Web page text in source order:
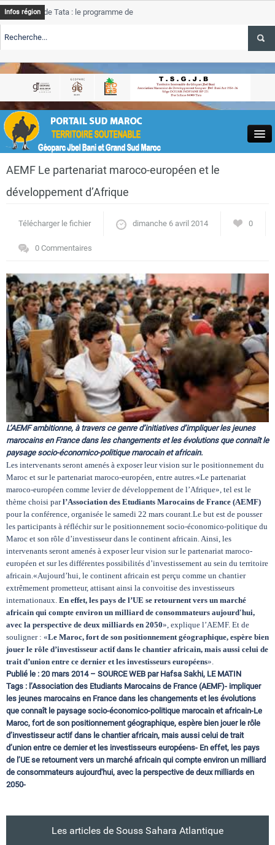
Close
Actualités
Circuits touristiques
Tourisme
Régions
Hotels
Evenements
Contact
Infos région
de Tata : le programme de rehabilitation post-inondations
TSGJB Tourisme : l’ONMT renforce l’aerien a Dakhla et
Tata
TSGJB Tourisme au Maroc : Transavia renforce les vols Paris-
AEMF Le partenariat maroco-européen et le
développement d’Afrique
Télécharger le fichier dimanche 6 avril 2014 0
0 Commentaires
L’AEMF ambitionne, à travers ce genre d’initiatives d’impliquer les jeunes
marocains en France dans les changements et les évolutions que connaît le
paysage socio-économico-politique marocain et africain.
Les intervenants seront amenés à exposer leur vision sur le positionnement du
Maroc et sur le partenariat maroco-européen, entre autres.«Le partenariat
maroco-européen comme levier de développement de l’Afrique», tel est le
thème choisi parl’Association des Etudiants Marocains de France (AEMF)
pour la conférence, organisée le samedi 22 mars courant.Le but est de pousser
les participants à réfléchir sur le positionnement socio-économico-politique du
Maroc et son rôle d’investisseur dans le continent africain. Ainsi, les
intervenants seront amenés à exposer leur vision sur le partenariat maroco-
européen et sur les différentes possibilités d’investissement au sein du territoire
africain.«Aujourd’hui, le continent africain est perçu comme un chantier
extrêmement prometteur, attisant ainsi la convoitise des investisseurs
internationaux. En effet, les pays de l’UE se retournent vers un marché
africain qui compte environ un milliard de consommateurs aujourd'hui,
avec la perspective de deux milliards en 2050», explique l’AEMF. Et de
souligner : «Le Maroc, fort de son positionnement géographique, espère bien
jouer le rôle d’investisseur actif dans le chantier africain, mais aussi celui de
trait d’union entre ce dernier et les investisseurs européens».
Publié le : 20 mars 2014 – SOURCE WEB par Hafsa Sakhi, LE MATIN
Tags : l’Association des Etudiants Marocains de France (AEMF)- impliquer
les jeunes marocains en France dans les changements et les évolutions
que connaît le paysage socio-économico-politique marocain et africain-Le
Maroc, fort de son positionnement géographique, espère bien jouer le rôle
d’investisseur actif dans le chantier africain, mais aussi celui de trait
d’union entre ce dernier et les investisseurs européens- En effet, les pays
de l’UE se retournent vers un marché africain qui compte environ un milliard
de consommateurs aujourd'hui, avec la perspective de deux milliards en
2050-
Les articles de Souss Sahara Atlantique